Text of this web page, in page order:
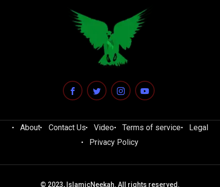
About Contact Us Video Terms of service
Legal
Privacy Policy
© 2023, IslamicNeekah. All rights reserved.